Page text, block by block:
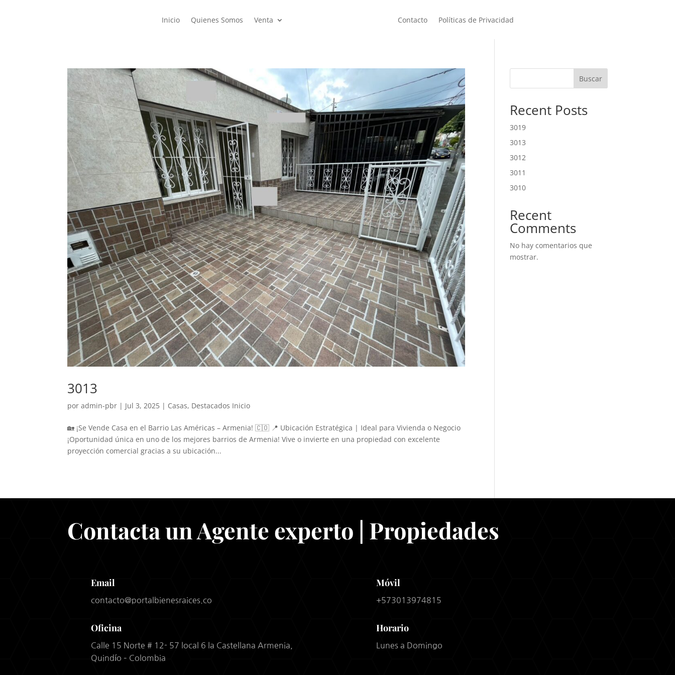
Inicio Quienes Somos Venta Contacto Políticas de Privacidad
3013
poradmin-pbr | Jul 3, 2025 | Casas, Destacados Inicio
🏡 ¡Se Vende Casa en el Barrio Las Américas – Armenia! 🇨🇴 📍 Ubicación Estratégica | Ideal para Vivienda o Negocio
¡Oportunidad única en uno de los mejores barrios de Armenia! Vive o invierte en una propiedad con excelente
proyección comercial gracias a su ubicación...
Buscar
Recent Posts
3019
3013
3012
3011
3010
Recent
Comments
No hay comentarios que
mostrar.
Contacta un Agente experto | Propiedades
Email
contacto@portalbienesraices.co
Oficina
Calle 15 Norte # 12- 57 local 6 la Castellana Armenia,
Quindío – Colombia
Móvil
+573013974815
Horario
Lunes a Domingo